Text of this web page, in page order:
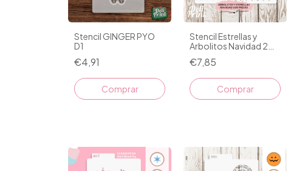
Stencil GINGER PYO
D1
€4,91
Comprar
Stencil Estrellas y
Arbolitos Navidad 2
€7,85